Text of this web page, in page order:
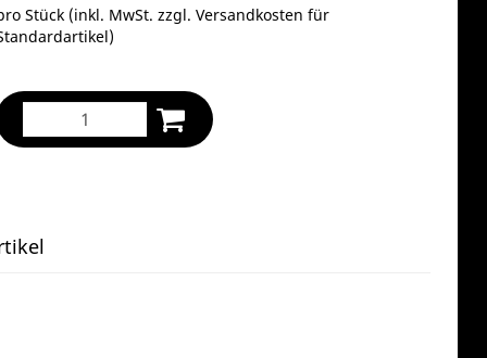
Stück (inkl. MwSt. zzgl.Versandkosten für
)